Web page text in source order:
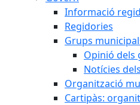
Informació
Regidories
Grups
Opinió dels
Notícies
Organització
Cartipàs: